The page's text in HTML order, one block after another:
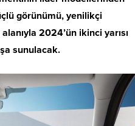
görünümü, yenilikçi
2024’ün ikinci yarısı
sunulacak.